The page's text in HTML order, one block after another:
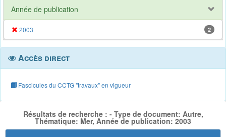
Année de publication
2003 2
Accès direct
Fascicules du CCTG "travaux" en vigueur
Résultats de recherche : - Type de document: Autre,
Thématique: Mer, Année de publication: 2003